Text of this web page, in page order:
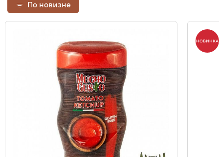
По новизне
НОВИНКА